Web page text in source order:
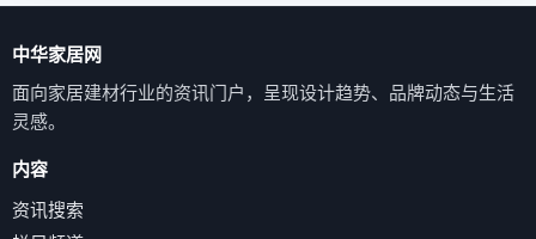
中华家居网
面向家居建材行业的资讯门户，呈现设计趋势、品牌动态与生活
灵感。
内容
资讯搜索